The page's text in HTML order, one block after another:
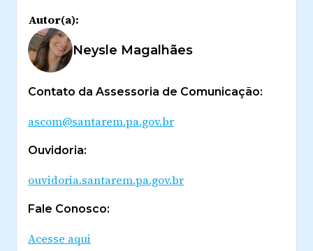
Autor(a):
Neysle Magalhães
Contato da Assessoria de Comunicação:
ascom@santarem.pa.gov.br
Ouvidoria:
ouvidoria.santarem.pa.gov.br
Fale Conosco:
Acesse aqui